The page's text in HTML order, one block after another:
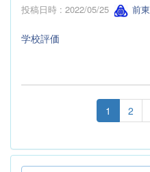
投稿日時 : 2022/05/25 前東
学校評価
1 2